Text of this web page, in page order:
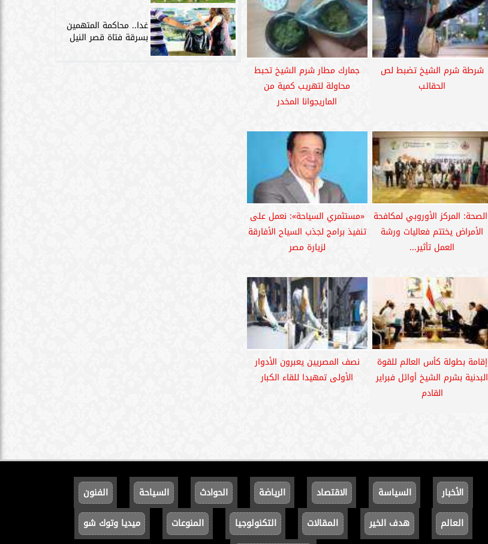
شرطة شرم الشيخ تضبط لص
الحقائب
جمارك مطار شرم الشيخ تحبط
محاولة لتهريب كمية من
الماريجوانا المخدر
‏‎ الصحة: المركز الأوروبي لمكافحة
الأمراض يختتم فعاليات ورشة
العمل تأثير...
«مستثمري السياحة»: نعمل على
تنفيذ برامج لجذب السياح الأفارقة
لزيارة مصر
إقامة بطولة كأس العالم للقوة
البدنية بشرم الشيخ أوائل فبراير
القادم
نصف المصريين يعبرون الأدوار
الأولى تمهيدا للقاء الكبار
غدا.. محاكمة المتهمين
بسرقة فتاة قصر النيل
الأخبار السياسة الاقتصاد الرياضة الحوادث السياحة
الفنون
العالم
هدف الخير المقالات التكنولوجيا المنوعات ميديا وتوك شو